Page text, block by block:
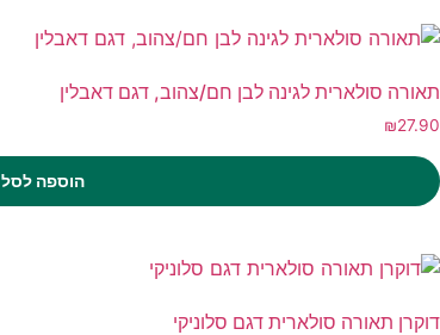
תאורה סולארית לגינה לבן חם/צהוב, דגם דאבלין
₪27.90
הוספה לסל
דוקרן תאורה סולארית דגם סלוניקי